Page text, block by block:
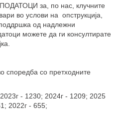
за, по нас, клучните
во услови на опструкција,
од надлежни
можете да ги консултирате
споредба со претходните
- 1230; 2024г - 1209; 2025
2022г - 655;